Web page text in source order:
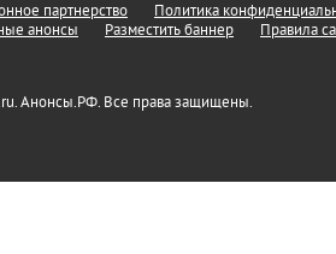
партнерство
Политика
анонсы Разместить баннер Правила
Анонсы.РФ. Все права защищены.